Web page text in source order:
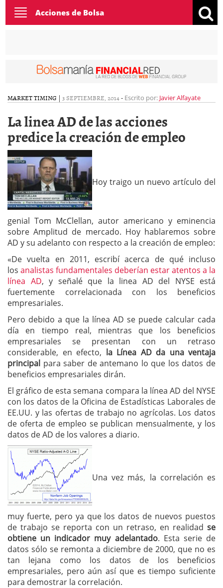
Toggle
navigation
Acciones de Bolsa
MARKET TIMING | 3 SEPTIEMBRE, 2014- Escrito por: Javier Alfayate
La linea AD de las acciones
predice la creación de empleo
Hoy traigo un nuevo artículo del
genial Tom McClellan, autor americano y eminencia
sobre Amplitud de mercado. Hoy hablaremos sobre
AD y su adelanto con respecto a la creación de empleo:
«De vuelta en 2011, escribí acerca de qué incluso
los analistas fundamentales deberían estar atentos a la
línea AD, y señalé que la linea AD del NYSE está
fuertemente correlacionada con los beneficios
empresariales.
Pero debido a que la línea AD se puede calcular cada
día en tiempo real, mientras que los beneficios
empresariales se presentan con un retraso
considerable, en efecto, la Línea AD da una ventaja
principal para saber de antemano lo que los datos de
beneficios empresariales dirán.
El gráfico de esta semana compara la línea AD del NYSE
con los datos de la Oficina de Estadísticas Laborales de
EE.UU. y las ofertas de trabajo no agrícolas. Los datos
de oferta de empleo se publican mensualmente, y los
datos de AD de los valores a diario.
Una vez más, la correlación es
muy fuerte, pero ya que los datos de nuevos puestos
de trabajo se reporta con un retraso, en realidad se
obtiene un indicador muy adelantado. Esta serie de
datos sólo se remonta a diciembre de 2000, que no es
tan lejana como los datos de los beneficios
empresariales, pero aún así que es tiempo suficiente
para demostrar la correlación.